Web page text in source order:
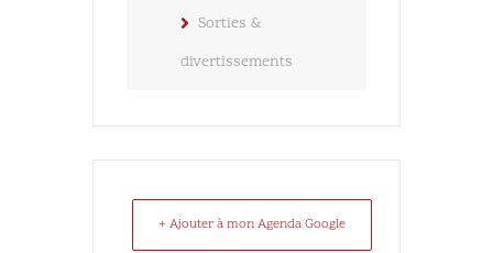
Sorties &
divertissements
+ Ajouter à mon Agenda Google